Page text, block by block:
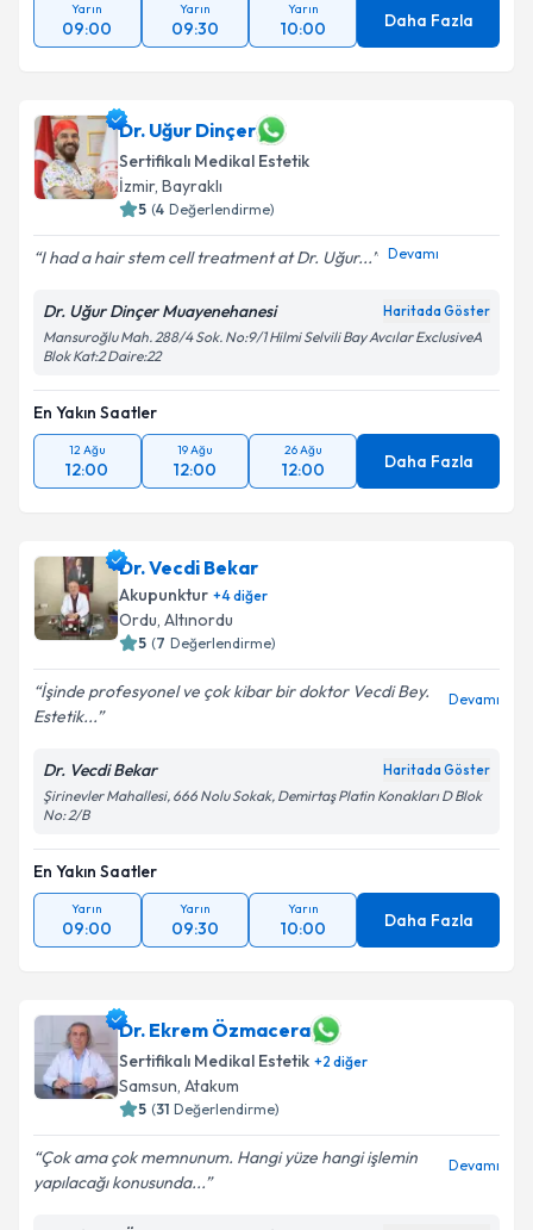
Yarın
09:00
Yarın
09:30
Yarın
10:00 Daha Fazla
Dr. Uğur Dinçer
Sertifikalı Medikal Estetik
İzmir, Bayraklı
5 (4 Değerlendirme)
I had a hair stem cell treatment at Dr. Uğur... Devamı
Dr. Uğur Dinçer Muayenehanesi Haritada Göster
Mansuroğlu Mah. 288/4 Sok. No:9/1 Hilmi Selvili Bay Avcılar ExclusiveA
Blok Kat:2 Daire:22
En Yakın Saatler
12 Ağu
12:00
19 Ağu
12:00
26 Ağu
12:00 Daha Fazla
Dr. Vecdi Bekar
Akupunktur +4diğer
Ordu, Altınordu
5 (7 Değerlendirme)
İşinde profesyonel ve çok kibar bir doktor Vecdi Bey.
Estetik...
Devamı
Dr. Vecdi Bekar Haritada Göster
Şirinevler Mahallesi, 666 Nolu Sokak, Demirtaş Platin Konakları D Blok
No: 2/B
En Yakın Saatler
Yarın
09:00
Yarın
09:30
Yarın
10:00 Daha Fazla
Dr. Ekrem Özmacera
Sertifikalı Medikal Estetik +2 diğer
Samsun, Atakum
5 (31 Değerlendirme)
Çok ama çok memnunum. Hangi yüze hangi işlemin
yapılacağı konusunda...
Devamı